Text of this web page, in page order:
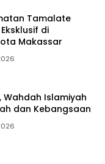
Tamalate
di
Makassar
Wahdah Islamiyah
dan Kebangsaan